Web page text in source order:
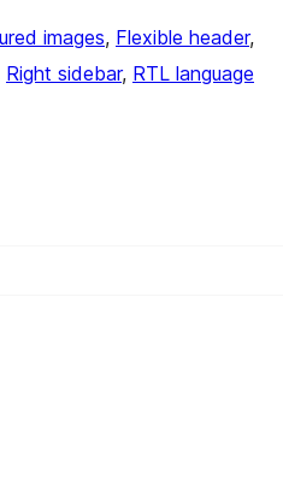
images, Flexible header
Right sidebar, RTL language